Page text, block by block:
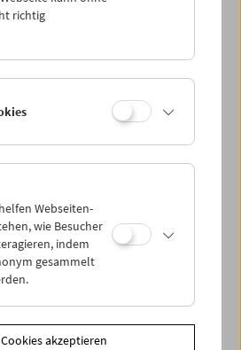
richtig
Webseiten-
wie Besucher
indem
gesammelt
akzeptieren